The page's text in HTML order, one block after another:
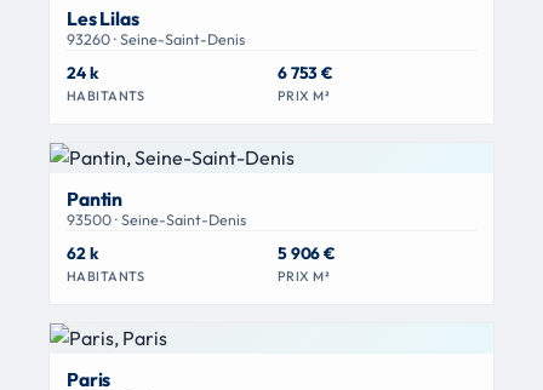
Les Lilas
93260 · Seine-Saint-Denis
24 k
HABITANTS
6 753 €
PRIX M²
Pantin
93500 · Seine-Saint-Denis
62 k
HABITANTS
5 906 €
PRIX M²
Paris